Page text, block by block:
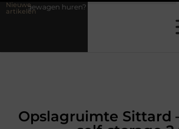
Nieuwe
artikelen
Kies de juiste aanhanger voor jouw klus
Opslagruimte Sittard